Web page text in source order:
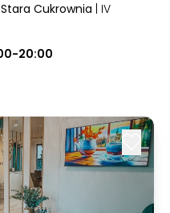
Cukrownia | IV
20:00